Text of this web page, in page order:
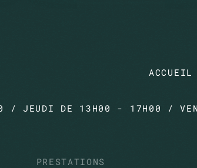
ACCUEIL
/ JEUDI DE 13H00 - 17H00 /
PRESTATIONS